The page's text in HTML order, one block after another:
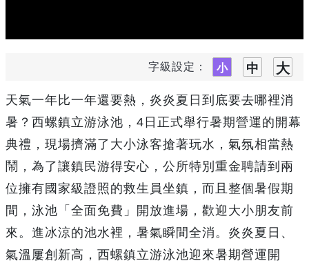
字級設定：
天氣一年比一年還要熱，炎炎夏日到底要去哪裡消
暑？西螺鎮立游泳池，4日正式舉行暑期營運的開幕
典禮，現場擠滿了大小泳客搶著玩水，氣氛相當熱
鬧，為了讓鎮民游得安心，公所特別重金聘請到兩
位擁有國家級證照的救生員坐鎮，而且整個暑假期
間，泳池「全面免費」開放進場，歡迎大小朋友前
來。進冰涼的池水裡，暑氣瞬間全消。炎炎夏日、
氣溫屢創新高，西螺鎮立游泳池迎來暑期營運開